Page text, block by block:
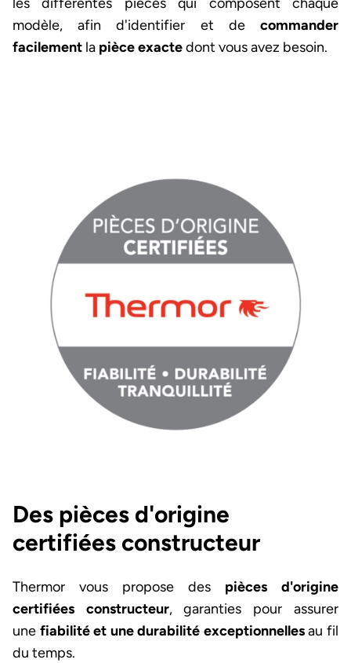
modèle, afin d'identifier et de commander
facilement la pièce exactedont vous avez besoin.
Des pièces d'origine
certifiées constructeur
Thermor vous propose des pièces d'origine
certifiées constructeur, garanties pour assurer
une fiabilité et une durabilité exceptionnellesau fil
du temps.